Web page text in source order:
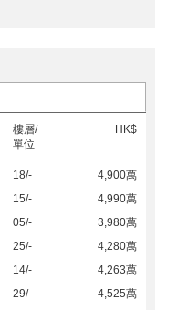
樓層/
單位
HK$
18/-
4,900萬
15/-
4,990萬
05/-
3,980萬
25/-
4,280萬
14/-
4,263萬
29/-
4,525萬